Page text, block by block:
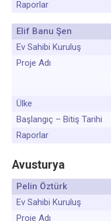
Raporlar
Elif Banu Şen
Ev Sahibi Kuruluş
Proje Adı
Ülke
Başlangıç – Bitiş Tarihi
Raporlar
Avusturya
Pelin Öztürk
Ev Sahibi Kuruluş
Proje Adı